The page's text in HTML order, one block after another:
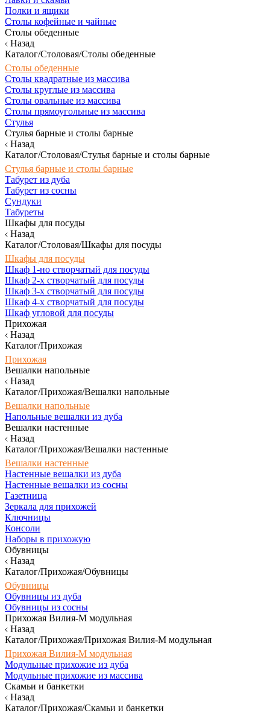
Полки и ящики
Столы кофейные и чайные
Столы обеденные
Назад
Каталог/Столовая/Столы обеденные
Столы обеденные
Столы квадратные из массива
Столы круглые из массива
Столы овальные из массива
Столы прямоугольные из массива
Стулья
Стулья барные и столы барные
Назад
Каталог/Столовая/Стулья барные и столы барные
Стулья барные и столы барные
Табурет из дуба
Табурет из сосны
Сундуки
Табуреты
Шкафы для посуды
Назад
Каталог/Столовая/Шкафы для посуды
Шкафы для посуды
Шкаф 1-но створчатый для посуды
Шкаф 2-х створчатый для посуды
Шкаф 3-х створчатый для посуды
Шкаф 4-х створчатый для посуды
Шкаф угловой для посуды
Прихожая
Назад
Каталог/Прихожая
Прихожая
Вешалки напольные
Назад
Каталог/Прихожая/Вешалки напольные
Вешалки напольные
Напольные вешалки из дуба
Вешалки настенные
Назад
Каталог/Прихожая/Вешалки настенные
Вешалки настенные
Настенные вешалки из дуба
Настенные вешалки из сосны
Газетница
Зеркала для прихожей
Ключницы
Консоли
Наборы в прихожую
Обувницы
Назад
Каталог/Прихожая/Обувницы
Обувницы
Обувницы из дуба
Обувницы из сосны
Прихожая Вилия-М модульная
Назад
Каталог/Прихожая/Прихожая Вилия-М модульная
Прихожая Вилия-М модульная
Модульные прихожие из дуба
Модульные прихожие из массива
Скамьи и банкетки
Назад
Каталог/Прихожая/Скамьи и банкетки